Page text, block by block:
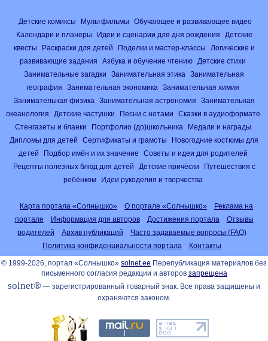
Детские комиксы Мультфильмы
Обучающее и развивающее видео
Календари и планеры
Идеи и сценарии для дня рождения
Детские
квесты
Раскраски для детей Поделки и мастер-классы
Логические и
развивающие задания
Азбука и обучение чтению
Детские стихи
Занимательные загадки
Занимательная этика
Занимательная
география
Занимательная экономика
Занимательная химия
Занимательная физика
Занимательная астрономия
Занимательная
океанология
Детские частушки Песни с нотами
Сказки в аудиоформате
Стенгазеты и бланки
Портфолио (до)школьника
Медали и награды
Дипломы для детей
Сертификаты и грамоты
Новогодние костюмы для
детей
Подбор имён и их значение
Советы и идеи для родителей
Рецепты полезных блюд для детей
Детские причёски
Путешествия с
ребёнком
Идеи рукоделия и творчества
Карта портала «Солнышко» О портале «Солнышко»
Реклама на
портале
Информация для авторов Достижения портала
Отзывы
родителей
Архив публикаций
Часто задаваемые вопросы (FAQ)
Политика конфиденциальности портала
Контакты
© 1999-2026, портал «Солнышко» solnet.ee Перепубликация материалов без
письменного согласия редакции и авторов запрещена
solnet® — зарегистрированный товарный знак. Все права защищены и
охраняются законом.